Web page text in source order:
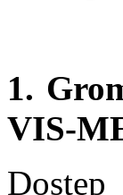
1.
VIS-